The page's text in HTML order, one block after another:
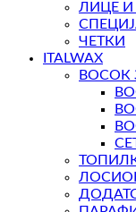
ЛИЦЕ И
ЧЕТКИ
ITALWAX
ВОСОК